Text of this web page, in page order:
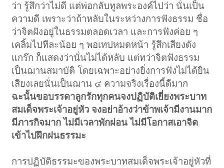
ว่า รู้สึกว่าไม่ดี แต่พ่อกลับทูลพระองค์ไปว่า นั่นเป็น
ความดี เพราะว่าถ้าหลับในระหว่างการฟังธรรม ชื่อ
ว่าจิตฝังอยู่ในธรรมตลอดเวลา และการฟังค่อย ๆ
เคลิ้มไปทีละน้อย ๆ พอเทปหมดหน้า รู้สึกเสียงดัง
แกร๊ก ก็แสดงว่านั่นไม่ได้หลับ แต่ทว่าจิตฟังธรรม
เป็นฌานสมาบัติ โดยเฉพาะอย่างยิ่งการฟังไม่ได้ยิน
เสียงเลยนั่นเป็นฌาน ๔ ความจริงเรื่องนี้ดีมาก
ฉะนั้นขอบรรดาลูกรักทุกคนจงปฏิบัติเยี่ยงพระบาท
สมเด็จพระเจ้าอยู่หัว จงอย่าอ้างว่าข้าพเจ้ามีงานมาก
มีภารกิจมาก ไม่มีเวลาพักผ่อน ไม่มีโอกาสเอาจิต
เข้าไปฝึกฝนธรรมะ
การปฏิบัติธรรมะของพระบาทสมเด็จพระเจ้าอยู่หัวที่